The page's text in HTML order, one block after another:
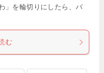
」を輪切りにしたら、バ
む